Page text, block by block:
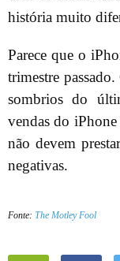
história muito
Parece que o
trimestre
sombrios do
vendas do
não devem
negativas.
Fonte: The Motley Fool